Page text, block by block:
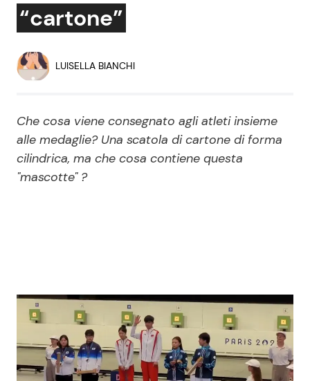
Economia
Persone Scomparse
Soap Opera
ShowBiz
News Spettacolo
Benessere
Casa
Cucina e Ricette
Consigli di Cucina
“cartone”
LUISELLA BIANCHI
Che cosa viene consegnato agli atleti insieme
alle medaglie? Una scatola di cartone di forma
cilindrica, ma che cosa contiene questa
"mascotte" ?